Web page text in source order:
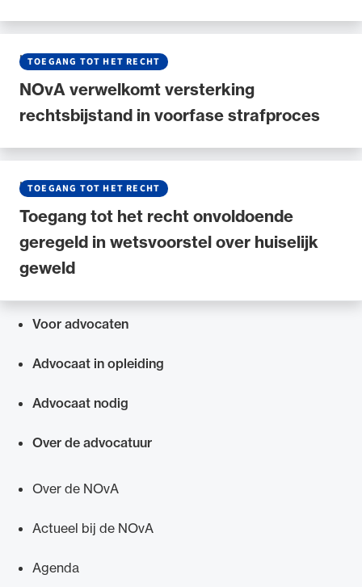
NOvA verwelkomt versterking
rechtsbijstand in voorfase strafproces
TOEGANG TOT HET RECHT
NIEUWS•27 MEI 2026
Toegang tot het recht onvoldoende
geregeld in wetsvoorstel over huiselijk
geweld
TOEGANG TOT HET RECHT
NIEUWS•22 JANUARI 2026
Voor advocaten
Advocaat in opleiding
Advocaat nodig
Over de advocatuur
Over de NOvA
Actueel bij de NOvA
Agenda